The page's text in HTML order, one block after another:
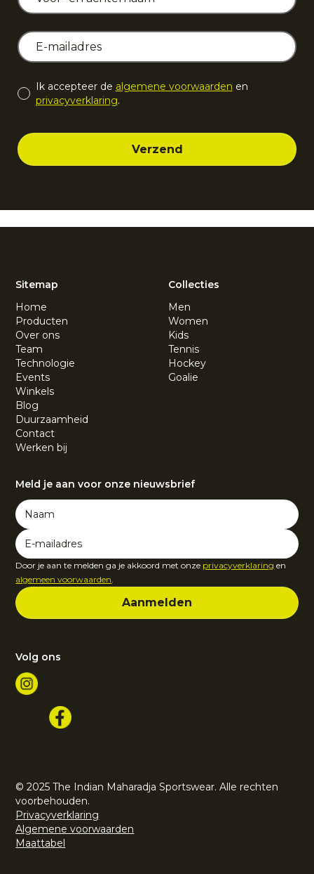
Ik accepteer de algemene voorwaarden en
privacyverklaring.
Sitemap
Home
Producten
Over ons
Team
Technologie
Events
Winkels
Blog
Duurzaamheid
Contact
Werken bij
Collecties
Men
Women
Kids
Tennis
Hockey
Goalie
Meld je aan voor onze nieuwsbrief
Door je aan te melden ga je akkoord met onze privacyverklaring en
algemeen voorwaarden.
Volg ons
© 2025 The Indian Maharadja Sportswear. Alle rechten
voorbehouden.
Privacyverklaring
Algemene voorwaarden
Maattabel